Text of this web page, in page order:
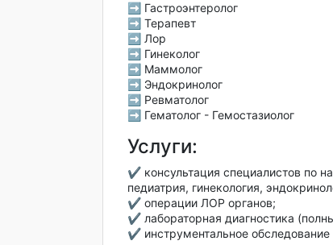
➡ Гастроэнтеролог
➡ Терапевт
➡ Лор
➡ Гинеколог
➡ Маммолог
➡ Эндокринолог
➡ Ревматолог
➡ Гематолог - Гемостазиолог
Услуги:
✔️ консультация специалистов по
педиатрия, гинекология,
✔️ операции ЛОР органов;
✔️ лабораторная диагностика
✔️ инструментальное